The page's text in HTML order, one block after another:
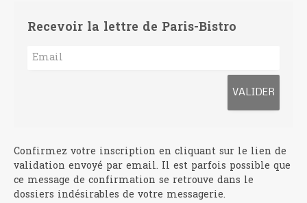
Recevoir la lettre de Paris-Bistro
Confirmez votre inscription en cliquant sur le lien de
validation envoyé par email. Il est parfois possible que
ce message de confirmation se retrouve dans le
dossiers indésirables de votre messagerie.